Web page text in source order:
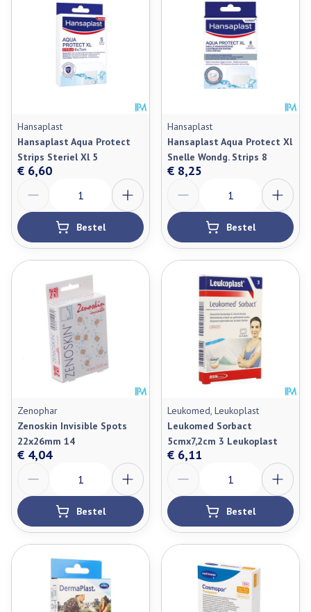
Hansaplast
Hansaplast Aqua Protect
Strips Steriel Xl 5
€ 6,60
Bestel
Hansaplast
Hansaplast Aqua Protect Xl
Snelle Wondg. Strips 8
€ 8,25
Bestel
Zenophar
Zenoskin Invisible Spots
22x26mm 14
€ 4,04
Bestel
Leukomed, Leukoplast
Leukomed Sorbact
5cmx7,2cm 3 Leukoplast
€ 6,11
Bestel